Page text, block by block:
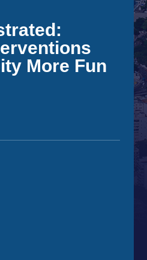
More Fun